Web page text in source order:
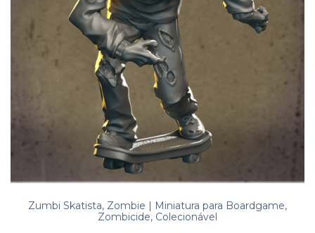
Zumbi Skatista, Zombie | Miniatura para Boardgame,
Zombicide, Colecionável